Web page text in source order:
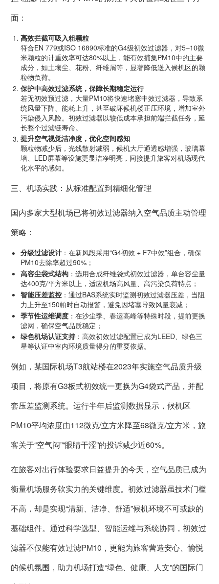
面：
高效拦截可吸入粗颗粒
符合EN 779或ISO 16890标准的G4级初效过滤器，对5–10微
米颗粒的计重效率可达80%以上，能有效捕集PM10中的主要
成分，如土壤尘、花粉、纤维屑等，显著降低送入候机区的颗
粒物负荷。
保护中高效过滤系统，保障长期稳定运行
若无初效预过滤，大量PM10将快速堵塞中效过滤器，导致系
统风量下降、能耗上升，甚至破坏候机楼正压环境，增加室外
污染侵入风险。初效过滤器以较低成本承担前端拦截任务，延
长整个过滤链寿命。
提升空气视觉洁净度，优化空间感知
颗粒物减少后，光线散射减弱，候机大厅通透感增强，玻璃幕
墙、LED屏幕等设施更显洁净明亮，间接提升旅客对机场现代
化水平的感知。
三、机场实践：从标准配置到精细化管理
国内多家大型机场已将初效过滤器纳入空气品质主动管理
策略：
分级过滤设计 ：在新风段采用“G4初效 + F7中效”组合，确保
PM10去除率超过90%；
高容尘袋式结构 ：选用合成纤维袋式初效过滤器，单台容尘量
达400克/平方米以上，适应机场高风量、高污染负荷特点；
智能压差监控 ：通过BAS系统实时监测初效过滤器压差，当阻
力上升至150帕时自动报警，避免因堵塞导致风量衰减；
季节性运维调度 ：在沙尘季、春运高峰等特殊时段，提前更换
滤网，确保空气品质稳定；
绿色机场认证支持 ：高效初效过滤配置已成为LEED、绿色三
星等认证中室内环境质量得分的重要依据。
例如，某国际机场T3航站楼在2023年实施空气品质升级
项目，将原有G3板式初效统一更换为G4袋式产品，并配
套压差监测系统。运行半年后监测数据显示，候机区
PM10平均浓度由112微克/立方米降至68微克/立方米，旅
客关于“空气闷”“眼睛干涩”的投诉减少近60%。
在旅客对出行体验要求日益提升的今天，空气品质已成为
衡量机场服务软实力的关键维度。初效过滤器虽技术门槛
不高，却是实现“清新、洁净、舒适”候机环境不可或缺的
基础组件。通过科学选型、智能运维与系统协同，初效过
滤器不仅能有效过滤PM10，更能为旅客营造安心、愉悦
的候机氛围，助力机场打造“绿色、健康、人文”的国际门